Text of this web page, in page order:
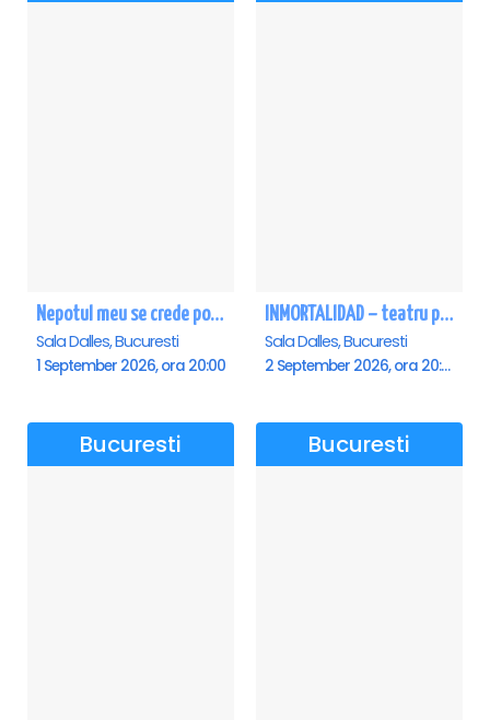
Nepotul meu se crede poet - Sala Dalles
Sala Dalles, Bucuresti
1 September 2026, ora 20:00
INMORTALIDAD – teatru poetic cu Magda Catone & Maxim Belciug
Sala Dalles, Bucuresti
2 September 2026, ora 20:00
Bucuresti Bucuresti